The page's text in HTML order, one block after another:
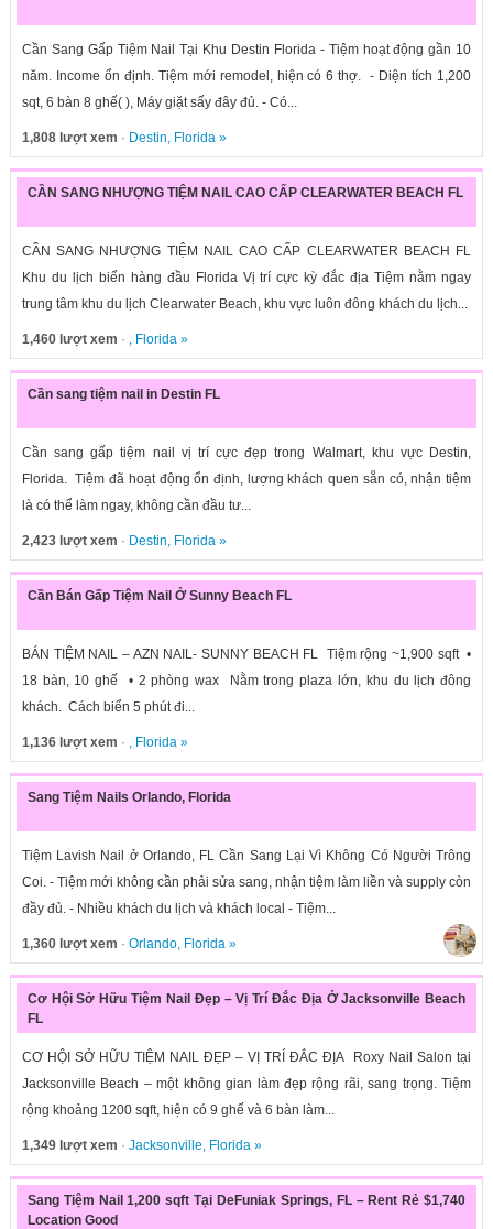
Cần Sang Gấp Tiệm Nail Tại Khu Destin Florida - Tiệm hoạt động gần 10
năm. Income ổn định. Tiệm mới remodel, hiện có 6 thợ. - Diện tích 1,200
sqt, 6 bàn 8 ghế( ), Máy giặt sấy đây đủ. - Có...
1,808 lượt xem · Destin, Florida»
CẦN SANG NHƯỢNG TIỆM NAIL CAO CẤP CLEARWATER BEACH FL
CẦN SANG NHƯỢNG TIỆM NAIL CAO CẤP CLEARWATER BEACH FL
Khu du lịch biển hàng đầu Florida Vị trí cực kỳ đắc địa Tiệm nằm ngay
trung tâm khu du lịch Clearwater Beach, khu vực luôn đông khách du lịch...
1,460 lượt xem · , Florida»
Cần sang tiệm nail in Destin FL
Cần sang gấp tiệm nail vị trí cực đẹp trong Walmart, khu vực Destin,
Florida. Tiệm đã hoạt động ổn định, lượng khách quen sẵn có, nhận tiệm
là có thể làm ngay, không cần đầu tư...
2,423 lượt xem · Destin, Florida»
Cần Bán Gấp Tiệm Nail Ở Sunny Beach FL
BÁN TIỆM NAIL – AZN NAIL- SUNNY BEACH FL Tiệm rộng ~1,900 sqft •
18 bàn, 10 ghế • 2 phòng wax Nằm trong plaza lớn, khu du lịch đông
khách. Cách biển 5 phút đi...
1,136 lượt xem · , Florida»
Sang Tiệm Nails Orlando, Florida
Tiệm Lavish Nail ở Orlando, FL Cần Sang Lại Vì Không Có Người Trông
Coi. - Tiệm mới không cần phải sửa sang, nhận tiệm làm liền và supply còn
đầy đủ. - Nhiều khách du lịch và khách local - Tiệm...
1,360 lượt xem · Orlando, Florida»
Cơ Hội Sở Hữu Tiệm Nail Đẹp – Vị Trí Đắc Địa Ở Jacksonville Beach
FL
CƠ HỘI SỞ HỮU TIỆM NAIL ĐẸP – VỊ TRÍ ĐẮC ĐỊA Roxy Nail Salon tại
Jacksonville Beach – một không gian làm đẹp rộng rãi, sang trọng. Tiệm
rộng khoảng 1200 sqft, hiện có 9 ghế và 6 bàn làm...
1,349 lượt xem · Jacksonville, Florida»
Sang Tiệm Nail 1,200 sqft Tại DeFuniak Springs, FL – Rent Rẻ $1,740
Location Good